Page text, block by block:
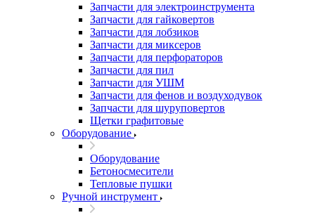
Запчасти для электроинструмента
Запчасти для гайковертов
Запчасти для лобзиков
Запчасти для миксеров
Запчасти для перфораторов
Запчасти для пил
Запчасти для УШМ
Запчасти для фенов и воздуходувок
Запчасти для шуруповертов
Щетки графитовые
Оборудование
Оборудование
Бетоносмесители
Тепловые пушки
Ручной инструмент